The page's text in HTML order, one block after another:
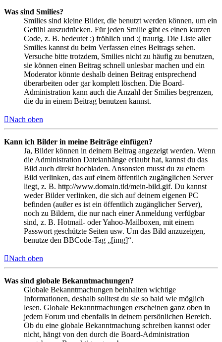
Was sind Smilies?
Smilies sind kleine Bilder, die benutzt werden können, um ein
Gefühl auszudrücken. Für jeden Smilie gibt es einen kurzen
Code, z. B. bedeutet :) fröhlich und :( traurig. Die Liste aller
Smilies kannst du beim Verfassen eines Beitrags sehen.
Versuche bitte trotzdem, Smilies nicht zu häufig zu benutzen,
sie können einen Beitrag schnell unlesbar machen und ein
Moderator könnte deshalb deinen Beitrag entsprechend
überarbeiten oder gar komplett löschen. Die Board-
Administration kann auch die Anzahl der Smilies begrenzen,
die du in einem Beitrag benutzen kannst.
Nach oben
Kann ich Bilder in meine Beiträge einfügen?
Ja, Bilder können in deinem Beitrag angezeigt werden. Wenn
die Administration Dateianhänge erlaubt hat, kannst du das
Bild auch direkt hochladen. Ansonsten musst du zu einem
Bild verlinken, das auf einem öffentlich zugänglichen Server
liegt, z. B. http://www.domain.tld/mein-bild.gif. Du kannst
weder Bilder verlinken, die sich auf deinem eigenen PC
befinden (außer es ist ein öffentlich zugänglicher Server),
noch zu Bildern, die nur nach einer Anmeldung verfügbar
sind, z. B. Hotmail- oder Yahoo-Mailboxen, mit einem
Passwort geschützte Seiten usw. Um das Bild anzuzeigen,
benutze den BBCode-Tag „[img]“.
Nach oben
Was sind globale Bekanntmachungen?
Globale Bekanntmachungen beinhalten wichtige
Informationen, deshalb solltest du sie so bald wie möglich
lesen. Globale Bekanntmachungen erscheinen ganz oben in
jedem Forum und ebenfalls in deinem persönlichen Bereich.
Ob du eine globale Bekanntmachung schreiben kannst oder
nicht, hängt von den durch die Board-Administration